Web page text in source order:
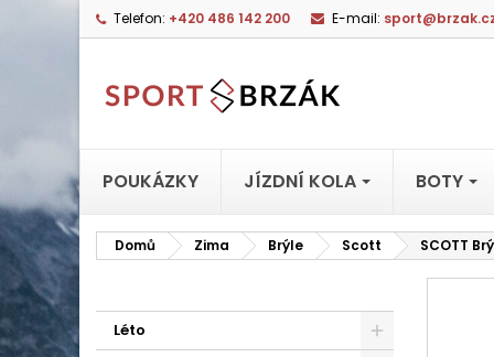
Telefon: +420 486 142 200 E-mail:
POUKÁZKY JÍZDNÍ KOLA BOTY
Domů Zima Brýle Scott SCOTT
Léto